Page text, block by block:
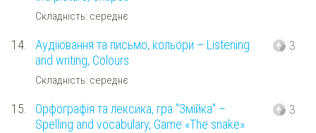
Складність: середнє
14.
Аудіювання та письмо, кольори – Listening
and writing, Colours
Складність: середнє
3
15.
Орфографія та лексика, гра "Змійка" –
Spelling and vocabulary, Game «The snake»
3